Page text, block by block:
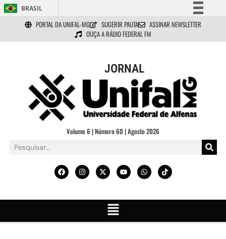
BRASIL
Simplifique!
Comunica BR
Acesso à informação
Legislação
Canais
PORTAL DA UNIFAL-MG SUGERIR PAUTA
ASSINAR NEWSLETTER
OUÇA A RÁDIO FEDERAL FM
JORNAL
Volume 6 | Número 60 | Agosto 2026